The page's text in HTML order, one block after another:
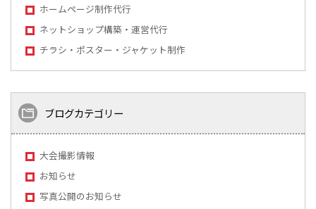
ホームページ制作代行
ネットショップ構築・運営代行
チラシ・ポスター・ジャケット制作
ブログカテゴリー
大会撮影情報
お知らせ
写真公開のお知らせ